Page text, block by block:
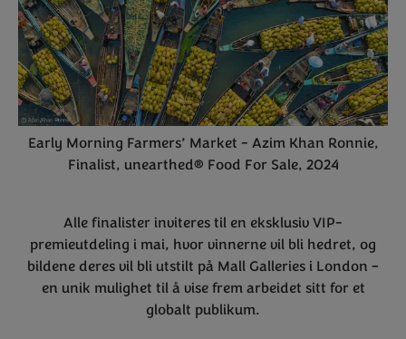
Early Morning Farmers’ Market - Azim Khan Ronnie,
Finalist, unearthed® Food For Sale, 2024
Alle finalister inviteres til en eksklusiv VIP-
premieutdeling i mai, hvor vinnerne vil bli hedret, og
bildene deres vil bli utstilt på Mall Galleries i London –
en unik mulighet til å vise frem arbeidet sitt for et
globalt publikum.